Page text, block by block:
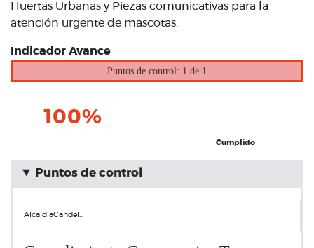
Huertas Urbanas y Piezas comunicativas para la
atención urgente de mascotas.
Indicador Avance
Puntos de control: 1 de 1
100%
Cumplido
Puntos de control
AlcaldiaCandel…